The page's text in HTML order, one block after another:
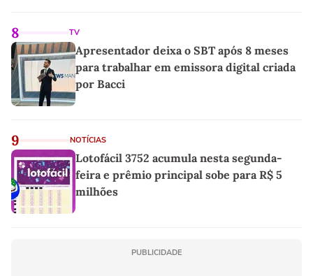
8 TV
Apresentador deixa o SBT após 8 meses
para trabalhar em emissora digital criada
por Bacci
9 NOTÍCIAS
Lotofácil 3752 acumula nesta segunda-
feira e prêmio principal sobe para R$ 5
milhões
PUBLICIDADE